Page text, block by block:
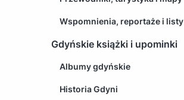
Wspomnienia, reportaże i listy
Gdyńskie książki i upominki
Albumy gdyńskie
Historia Gdyni